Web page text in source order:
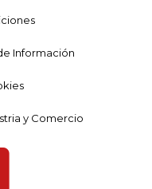
Información
y Comercio